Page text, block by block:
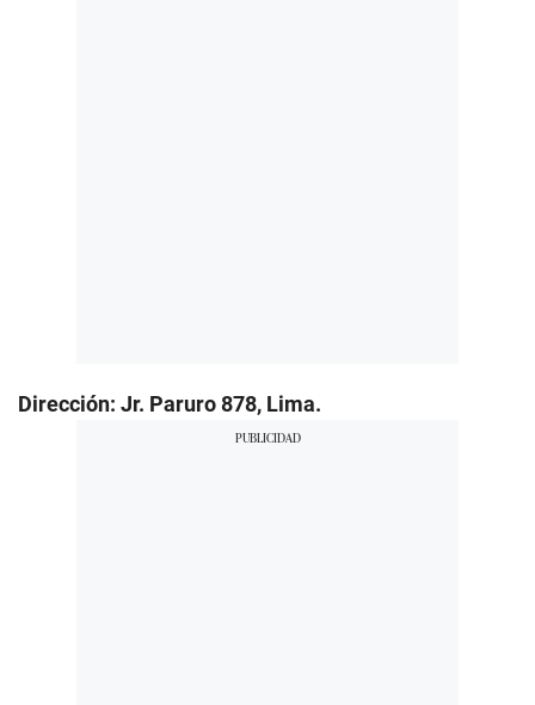
Dirección: Jr. Paruro 878, Lima.